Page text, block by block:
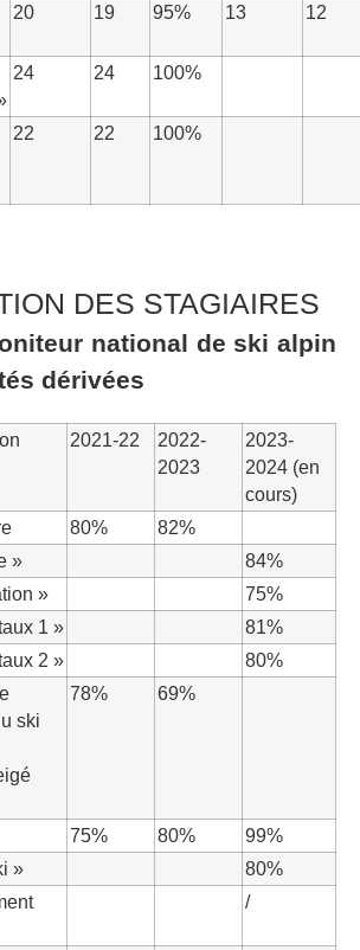
20 19 95% 13 12
24 24 100%
22 22 100%
DES STAGIAIRES
national de ski alpin
dérivées
2021-22
2022-
2023
2023-
2024 (en
cours)
80%
82%
»
84%
»
75%
1 »
81%
2 »
80%
ski
78% 69%
75% 80%
99%
»
80%
/